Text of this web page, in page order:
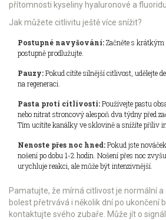
přítomnosti kyseliny hyaluronové a fluoridu.
Jak můžete citlivitu ještě více snížit?
Postupné navyšování:Začněte s
postupně prodlužujte.
Pauzy:Pokud cítíte silnější citlivost, udělejte
na regeneraci.
Pasta proti citlivosti:Používejte pastu
nebo nitrat stroncový alespoň dva týdny před
Tím ucítíte kanálky ve sklovině a snížíte příliv
Nenoste přes noc hned:Pokud jste
nošení po dobu 1-2 hodin. Nošení přes noc
urychluje reakci, ale může být intenzivnější.
Pamatujte, že mírná citlivost je normální a
bolest přetrvává i několik dní po ukončení
kontaktujte svého zubaře. Může jít o